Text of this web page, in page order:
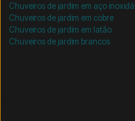
Chuveiros de jardim em aço
Chuveiros de jardim em cobre
Chuveiros de jardim em latão
Chuveiros de jardim brancos